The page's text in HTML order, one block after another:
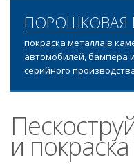
ПОРОШКОВАЯ
покраска металла в
автомобилей, бампера
серийного
и